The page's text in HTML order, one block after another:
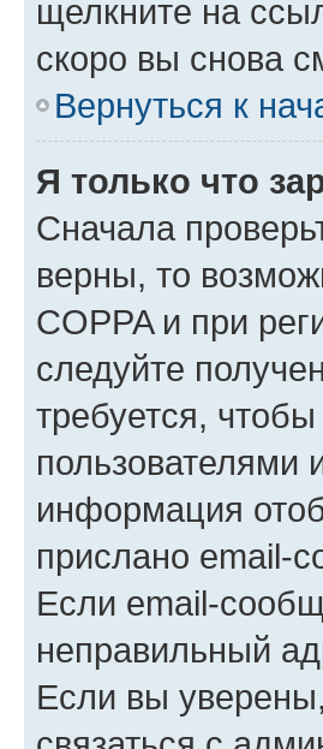
щелкните на
скоро вы снова
Вернуться к
Я только что
Сначала
верны, то
COPPA и при
следуйте
требуется,
пользователями
информация
прислано email-
Если email-
неправильный
Если вы